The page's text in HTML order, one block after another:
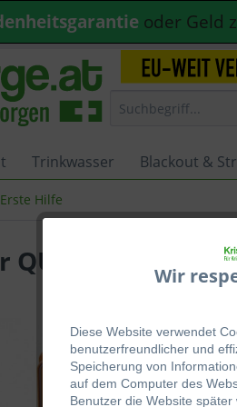
oder Geld
Trinkwasser Blackout &
Wir
Diese Website verwendet
benutzerfreundlicher und
Speicherung von
auf dem Computer des
Benutzer die Website
Erste Hilfe
CD Joker